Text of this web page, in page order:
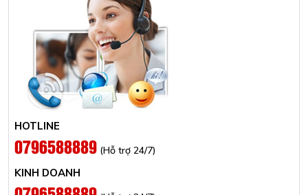
HOTLINE
0796588889 (Hỗ trợ 24/7)
KINH DOANH